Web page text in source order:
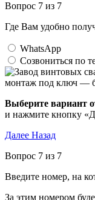
Вопрос 7 из 7
Где Вам удобно
WhatsApp
Созвониться по
Выберите вариант
и нажмите кнопку
Далее Назад
Вопрос 7 из 7
Введите номер, на
За этим номером